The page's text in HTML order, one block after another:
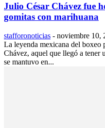
Julio César Chávez fue
gomitas con marihuana
stafforonoticias - noviembre 10,
La leyenda mexicana del boxeo
Chávez, aquel que llegó a tener
se mantuvo en...